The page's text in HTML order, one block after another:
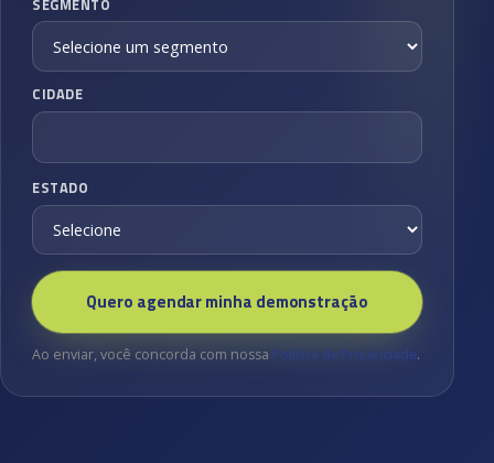
CIDADE
ESTADO
Quero agendar minha demonstração
Ao enviar, você concorda com nossa Política de Privacidade.